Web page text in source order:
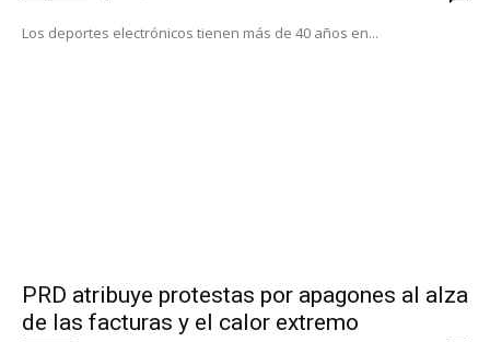
Los deportes electrónicos tienen más de 40 años en...
PRD atribuye protestas por apagones al alza
de las facturas y el calor extremo